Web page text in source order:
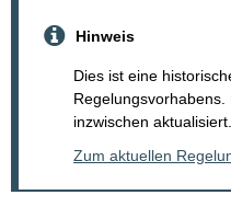
Hinweis
Dies ist eine
inzwischen aktualisiert.
Zum aktuellen